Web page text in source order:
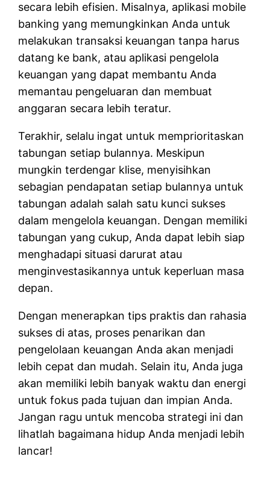
secara lebih efisien. Misalnya, aplikasi mobile
banking yang memungkinkan Anda untuk
melakukan transaksi keuangan tanpa harus
datang ke bank, atau aplikasi pengelola
keuangan yang dapat membantu Anda
memantau pengeluaran dan membuat
anggaran secara lebih teratur.
Terakhir, selalu ingat untuk memprioritaskan
tabungan setiap bulannya. Meskipun
mungkin terdengar klise, menyisihkan
sebagian pendapatan setiap bulannya untuk
tabungan adalah salah satu kunci sukses
dalam mengelola keuangan. Dengan memiliki
tabungan yang cukup, Anda dapat lebih siap
menghadapi situasi darurat atau
menginvestasikannya untuk keperluan masa
depan.
Dengan menerapkan tips praktis dan rahasia
sukses di atas, proses penarikan dan
pengelolaan keuangan Anda akan menjadi
lebih cepat dan mudah. Selain itu, Anda juga
akan memiliki lebih banyak waktu dan energi
untuk fokus pada tujuan dan impian Anda.
Jangan ragu untuk mencoba strategi ini dan
lihatlah bagaimana hidup Anda menjadi lebih
lancar!